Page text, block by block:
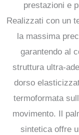
prestazioni e
Realizzati con un
la massima
garantendo al
struttura ultra-
dorso
termoformata
movimento. Il
sintetica offre